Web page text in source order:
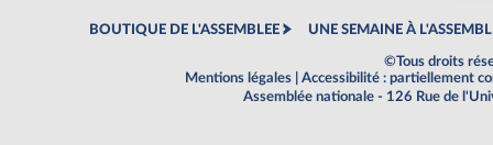
BOUTIQUE DE L'ASSEMBLEE UNE SEMAINE À
©Tous droits
Mentions légales
Accessibilité : partiellement
Assemblée nationale - 126 Rue de